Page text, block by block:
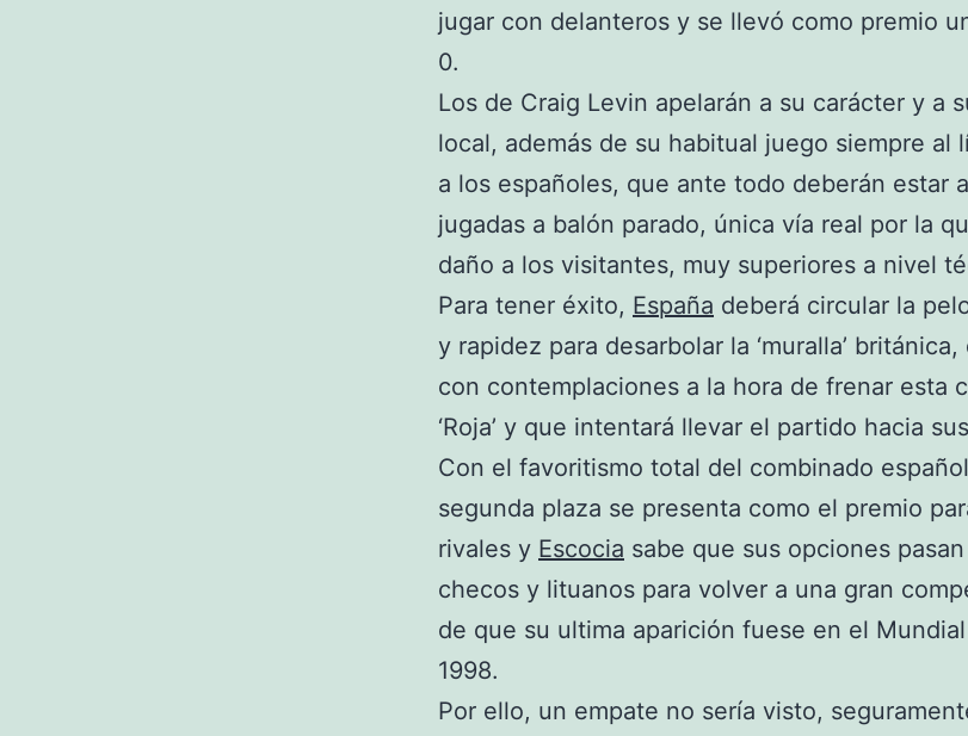
jugar con delanteros y se llevó como premio
0.
Los de Craig Levin apelarán a su carácter y a
local, además de su habitual juego siempre al
a los españoles, que ante todo deberán estar
jugadas a balón parado, única vía real por la
daño a los visitantes, muy superiores a nivel
Para tener éxito, España deberá circular la
y rapidez para desarbolar la ‘muralla’
con contemplaciones a la hora de frenar esta
‘Roja’ y que intentará llevar el partido hacia
Con el favoritismo total del combinado
segunda plaza se presenta como el premio
rivales y Escocia sabe que sus opciones
checos y lituanos para volver a una gran
de que su ultima aparición fuese en el
1998.
Por ello, un empate no sería visto,